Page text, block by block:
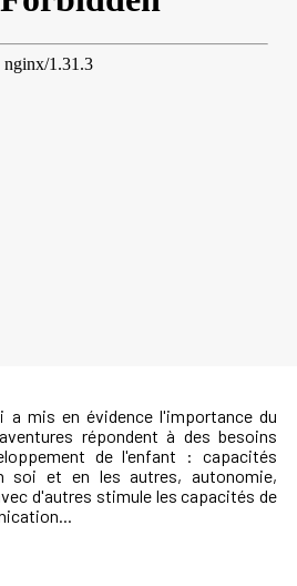
a mis en évidence l'importance du
répondent à des besoins
de l'enfant : capacités
soi et en les autres, autonomie,
d'autres stimule les capacités de